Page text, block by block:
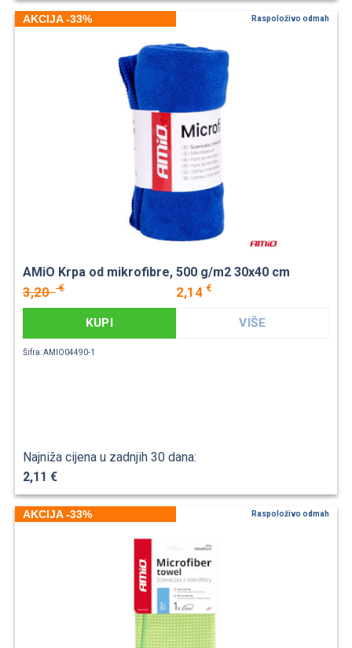
AKCIJA -33% Raspoloživo odmah
AMiO Krpa od mikrofibre, 500 g/m2 30x40 cm
3,20€ 2,14 €
KUPI VIŠE
Šifra: AMIO04490-1
Najniža cijena u zadnjih 30 dana:
2,11 €
AKCIJA -33% Raspoloživo odmah